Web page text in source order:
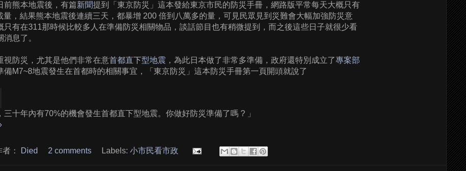
前熊本地震後，有篇新聞提到「東京防災」這本發給東京市民的防災手冊，網路版平常每天大概只有
量，結果熊本地震後連續三天，都暴增 200 倍到八萬多的量，可見民眾見到災難會大幅加強防災意
只有在311那時候比較多人在準備防災相關物品，談話節目也有稍微提到，而之後這些日子就很少看
息了。
視防災，尤其是他們非常在意首都直下型地震 ，為此日本做了非常多準備，政府還特別成立了專案部
備M7~8地震發生在首都時的相關事宜，「東京防災」這本防災手冊第一頁開頭就說了
三十年內有70%的機會發生首都直下型地震。你做好防災準備了嗎 ? 」
者： Died 2 comments Labels: 小市民看市政